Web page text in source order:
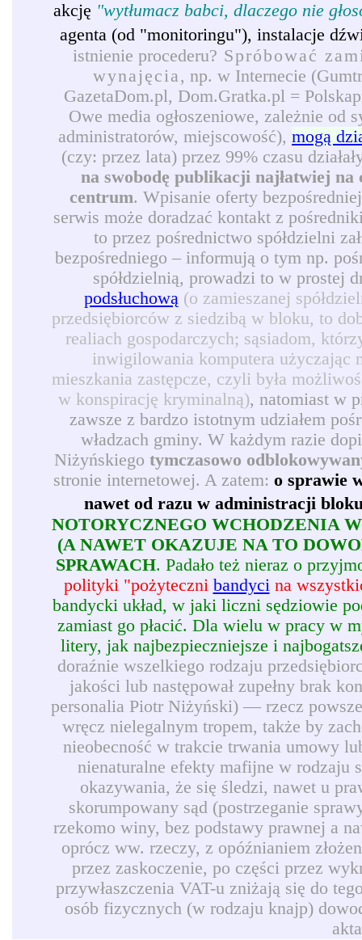
akcję "wytłumacz babci, dlaczego nie
agenta (od "monitoringu"), instalacje
istnienie procederu? Spróbować
wynajęcia, np. w Internecie
GazetaDom.pl, Dom.Gratka.pl =
Owe media ogłoszeniowe, zależnie
administratorów, miejscowość), mogą
(czy: przez lata) przez 99% czasu
na swobodę publikacji najłatwiej
centrum. Wpisanie oferty
serwis może doradzać kontakt z
to przez pośrednictwo spółdzielni
bezpośredniego – informują o tym np.
spółdzielnią, prowadzi to w prostej
podsłuchową (o zamieszanej
przedsiębiorców z siedzibą w bloku, to
realiach gospodarczych; sąsiadom,
inwigilowania komputera użyczając
mieszkania zastępcze, czyli była
w konspirację kryminalną), natomiast w
zawsze z bardzo istotnym udziałem
władzach gminy. W każdym razie
Niżyńskiego tymczasowo
stronie internetowej. A zatem: o sprawie
nawet od razu w administracji
NOTORYCZNEGO WCHODZENIA
(A NAWET OKAZUJE NA TO
SPRAWACH. Padało też nieraz o
polityki "pożyteczni bandycina
bandycki układ, w jaki liczni sędziowie
zamiast go płacić. Dla wielu w pracy w
litery, jak najbezpieczniejsze i
doraźnie wszelkiego rodzaju
jakości lub następował zupełny brak
personalia Piotr Niżyński) — rzecz
wręcz nielegalnym tropem, także by
nieobecność w trakcie trwania umowy
nienaturalne efekty mafijne w rodzaju
okazywania, że się śledzi, nawet u
skorumpowany sąd (postrzeganie
rzekomo winy, bez podstawy prawnej a
oprócz ww. rzeczy, z opóźnianiem
przez zaskoczenie, po części przez
przywłaszczenia VAT-u zniżają się do
osób fizycznych (w rodzaju knajp)